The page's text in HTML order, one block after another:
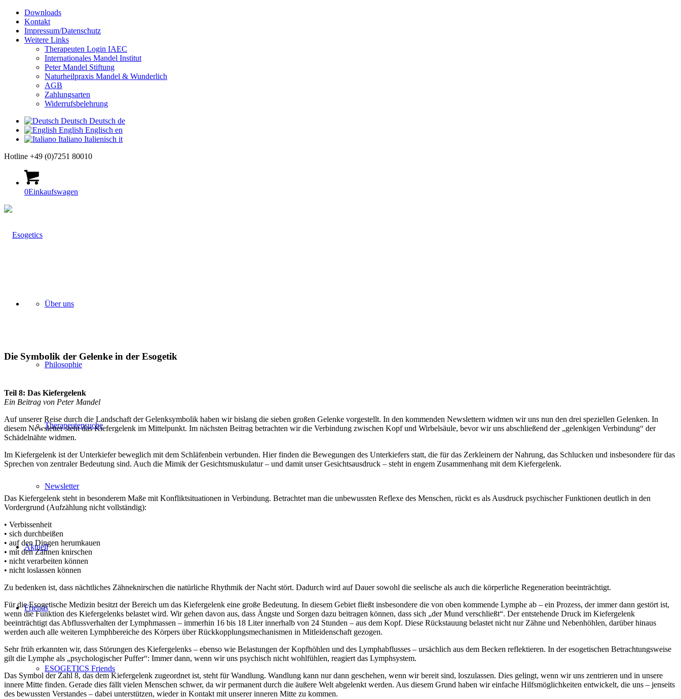
Downloads
Kontakt
Impressum/Datenschutz
Weitere Links
Therapeuten Login IAEC
Internationales Mandel Institut
Peter Mandel Stiftung
Naturheilpraxis Mandel & Wunderlich
AGB
Zahlungsarten
Widerrufsbelehrung
Deutsch Deutsch de
English Englisch en
Italiano Italienisch it
Hotline +49 (0)7251 80010
0Einkaufswagen
Über uns
Philosophie
Therapeutensuche
Newsletter
Aktuell
Friends
ESOGETICS Friends
Die Symbolik der Gelenke in der Esogetik
Teil 8: Das Kiefergelenk
Ein Beitrag von Peter Mandel
Auf unserer Reise durch die Landschaft der Gelenksymbolik haben wir bislang die sieben großen Gelenke vorgestellt. In den kommenden Newslettern widmen wir uns nun den drei speziellen Gelenken. In
diesem Newsletter steht das Kiefergelenk im Mittelpunkt. Im nächsten Beitrag betrachten wir die Verbindung zwischen Kopf und Wirbelsäule, bevor wir uns abschließend der „gelenkigen Verbindung“ der
Schädelnähte widmen.
Im Kiefergelenk ist der Unterkiefer beweglich mit dem Schläfenbein verbunden. Hier finden die Bewegungen des Unterkiefers statt, die für das Zerkleinern der Nahrung, das Schlucken und insbesondere für das
Sprechen von zentraler Bedeutung sind. Auch die Mimik der Gesichtsmuskulatur – und damit unser Gesichtsausdruck – steht in engem Zusammenhang mit dem Kiefergelenk.
Das Kiefergelenk steht in besonderem Maße mit Konfliktsituationen in Verbindung. Betrachtet man die unbewussten Reflexe des Menschen, rückt es als Ausdruck psychischer Funktionen deutlich in den
Vordergrund (Aufzählung nicht vollständig):
• Verbissenheit
• sich durchbeißen
• auf den Dingen herumkauen
• mit den Zähnen knirschen
• nicht verarbeiten können
• nicht loslassen können
Zu bedenken ist, dass nächtliches Zähneknirschen die natürliche Rhythmik der Nacht stört. Dadurch wird auf Dauer sowohl die seelische als auch die körperliche Regeneration beeinträchtigt.
Für die Esogetische Medizin besitzt der Bereich um das Kiefergelenk eine große Bedeutung. In diesem Gebiet fließt insbesondere die von oben kommende Lymphe ab – ein Prozess, der immer dann gestört ist,
wenn die Funktion des Kiefergelenks belastet wird. Wir gehen davon aus, dass Ängste und Sorgen dazu beitragen können, dass sich „der Mund verschließt“. Der entstehende Druck im Kiefergelenk
beeinträchtigt das Abflussverhalten der Lymphmassen – immerhin 16 bis 18 Liter innerhalb von 24 Stunden – aus dem Kopf. Diese Rückstauung belastet nicht nur Zähne und Nebenhöhlen, darüber hinaus
werden auch alle weiteren Lymphbereiche des Körpers über Rückkopplungsmechanismen in Mitleidenschaft gezogen.
Sehr früh erkannten wir, dass Störungen des Kiefergelenks – ebenso wie Belastungen der Kopfhöhlen und des Lymphabflusses – ursächlich aus dem Becken reflektieren. In der esogetischen Betrachtungsweise
gilt die Lymphe als „psychologischer Puffer“: Immer dann, wenn wir uns psychisch nicht wohlfühlen, reagiert das Lymphsystem.
Das Symbol der Zahl 8, das dem Kiefergelenk zugeordnet ist, steht für Wandlung. Wandlung kann nur dann geschehen, wenn wir bereit sind, loszulassen. Dies gelingt, wenn wir uns zentrieren und in unsere
innere Mitte finden. Gerade dies fällt vielen Menschen schwer, da wir permanent durch die äußere Welt abgelenkt werden. Aus diesem Grund haben wir einfache Hilfsmöglichkeiten entwickelt, die uns – jenseits
des bewussten Verstandes – dabei unterstützen, wieder in Kontakt mit unserer inneren Mitte zu kommen.